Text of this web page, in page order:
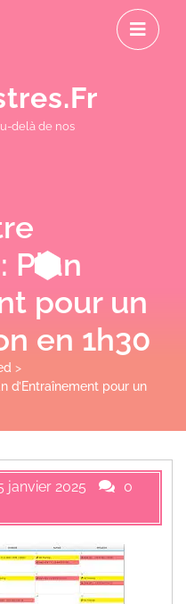
delà de nos
Plan
pour un
en 1h30
>
d’Entraînement pour un
janvier 2025
0